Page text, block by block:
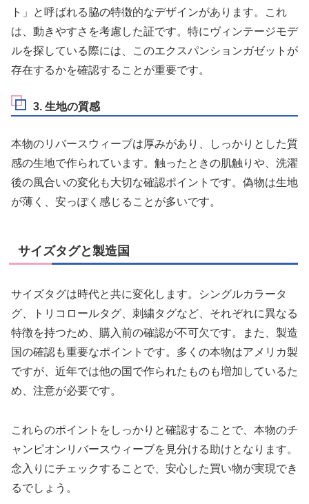
ト」と呼ばれる脇の特徴的なデザインがあります。これ
は、動きやすさを考慮した証です。特にヴィンテージモデ
ルを探している際には、このエクスパンションガゼットが
存在するかを確認することが重要です。
3. 生地の質感
本物のリバースウィーブは厚みがあり、しっかりとした質
感の生地で作られています。触ったときの肌触りや、洗濯
後の風合いの変化も大切な確認ポイントです。偽物は生地
が薄く、安っぽく感じることが多いです。
サイズタグと製造国
サイズタグは時代と共に変化します。シングルカラータ
グ、トリコロールタグ、刺繍タグなど、それぞれに異なる
特徴を持つため、購入前の確認が不可欠です。また、製造
国の確認も重要なポイントです。多くの本物はアメリカ製
ですが、近年では他の国で作られたものも増加しているた
め、注意が必要です。
これらのポイントをしっかりと確認することで、本物のチ
ャンピオンリバースウィーブを見分ける助けとなります。
念入りにチェックすることで、安心した買い物が実現でき
るでしょう。